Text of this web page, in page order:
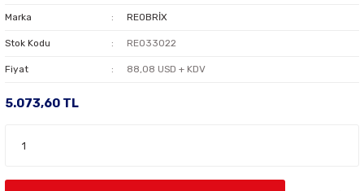
Marka REOBRİX
Stok Kodu REO33022
Fiyat 88,08 USD + KDV
5.073,60 TL